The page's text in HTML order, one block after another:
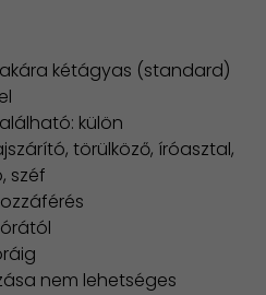
kétágyas (standard)
külön
törülköző, íróasztal,
széf
órától
nem lehetséges